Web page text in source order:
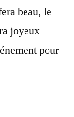
beau, le
joyeux
pour